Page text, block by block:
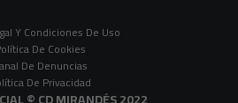
Y Condiciones De Uso
De Cookies
De Denuncias
De Privacidad